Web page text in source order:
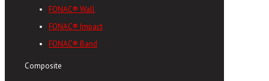
FONAC® Wall
FONAC® Impact
FONAC® Band
Composite